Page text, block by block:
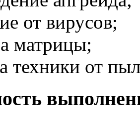
от вирусов;
матрицы;
техники от